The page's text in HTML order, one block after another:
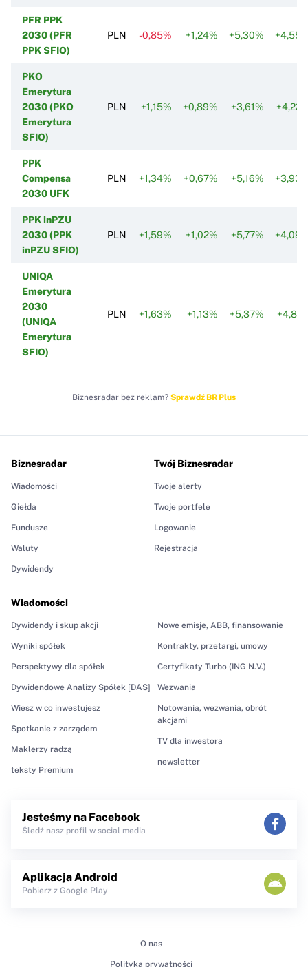
PFR PPK
2030 (PFR
PPK SFIO)
PLN -0,85% +1,24% +5,30%
PKO
Emerytura
2030 (PKO
Emerytura
SFIO)
PLN +1,15% +0,89% +3,61%
PPK
Compensa
2030 UFK
PLN +1,34% +0,67% +5,16%
PPK inPZU
2030 (PPK
inPZU SFIO)
PLN +1,59% +1,02% +5,77%
UNIQA
Emerytura
2030
(UNIQA
Emerytura
SFIO)
PLN +1,63% +1,13% +5,37%
Biznesradar bez reklam? Sprawdź BR Plus
Biznesradar
Wiadomości
Giełda
Fundusze
Waluty
Dywidendy
Wiadomości
Dywidendy i skup akcji
Wyniki spółek
Perspektywy dla spółek
Dywidendowe Analizy Spółek [DAS]
Wiesz w co inwestujesz
Spotkanie z zarządem
Maklerzy radzą
teksty Premium
Nowe emisje, ABB, finansowanie
Kontrakty, przetargi, umowy
Certyfikaty Turbo (ING N.V.)
Wezwania
Notowania, wezwania, obrót
akcjami
TV dla inwestora
newsletter
Twój Biznesradar
Twoje alerty
Twoje portfele
Logowanie
Rejestracja
Jesteśmy na Facebook
Śledź nasz profil w social media
Aplikacja Android
Pobierz z Google Play
O nas
Polityka prywatności